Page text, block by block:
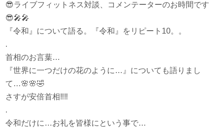
😎ライブフィットネス対談、コメンテーターのお時間です
😎🎤🎤
『令和』について語る。『令和』をリピート10。。
.
首相のお言葉…
『世界に一つだけの花のように…』についても語りまし
て…🌸🌸🤣
さすが安倍首相‼️‼️
.
令和だけに…お礼を皆様にという事で…